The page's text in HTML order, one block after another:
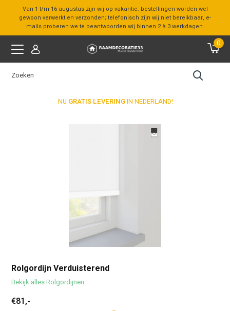
Van 1 t/m 16 augustus zijn wij op vakantie: bestellingen worden wel
gewoon verwerkt en verzonden; telefonisch zijn wij niet bereikbaar, e-
mails proberen we te beantwoorden wij binnen 2 à 3 werkdagen.
0
NU GRATIS LEVERINGIN NEDERLAND!
Rolgordijn Verduisterend
Bekijk alles Rolgordijnen
€81,-